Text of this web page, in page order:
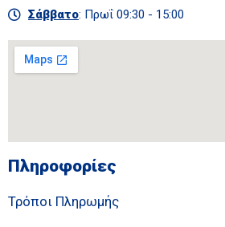
Σάββατο: Πρωΐ 09:30 - 15:00
Πληροφορίες
Τρόποι Πληρωμής